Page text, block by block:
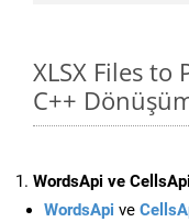
XLSX Files to
C++
WordsApi ve
WordsApi ve